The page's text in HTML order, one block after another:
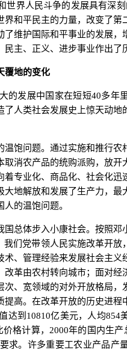
世界人民斗争的发展具有深
界和平民主的力量，改变了第
维护国际和平事业的发展，
主、正义、进步事业作出了
覆地的变化
发展中国家在短短40多年
人类社会发展史上惊天动地
饱问题。通过实施和推行农
消农产品的统购派购，放开
专业化、商品化、社会化迅
地解放和发展了生产力，最
的温饱问题。
总体步入小康社会。按照邓
我们党带领人民实施改革开放
、管理经验来发展社会主义
革由农村转向城市；面对经
、宽领域的对外开放格局，
高。在改革开放的历史进程
达到10810亿美元，人均854
格计算，2000年的国内生
求。许多重要工农业产品产